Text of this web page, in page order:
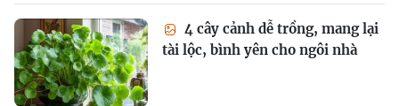
4 cây cảnh dễ trồng, mang lại
tài lộc, bình yên cho ngôi nhà